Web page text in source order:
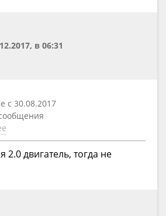
в 06:31
с 30.08.2017
2.0 двигатель, тогда не